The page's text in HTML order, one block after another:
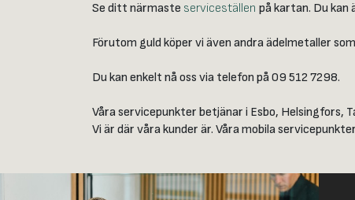
Se ditt närmaste serviceställen på kartan. Du kan
Förutom guld köper vi även andra ädelmetaller
Du kan enkelt nå oss via telefon på 09 512 7298.
Våra servicepunkter betjänar i Esbo, Helsingfors,
Vi är där våra kunder är. Våra mobila